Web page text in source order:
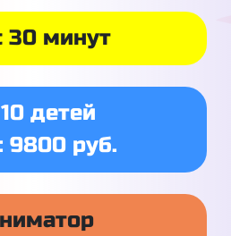
30 минут
детей
9800 руб.